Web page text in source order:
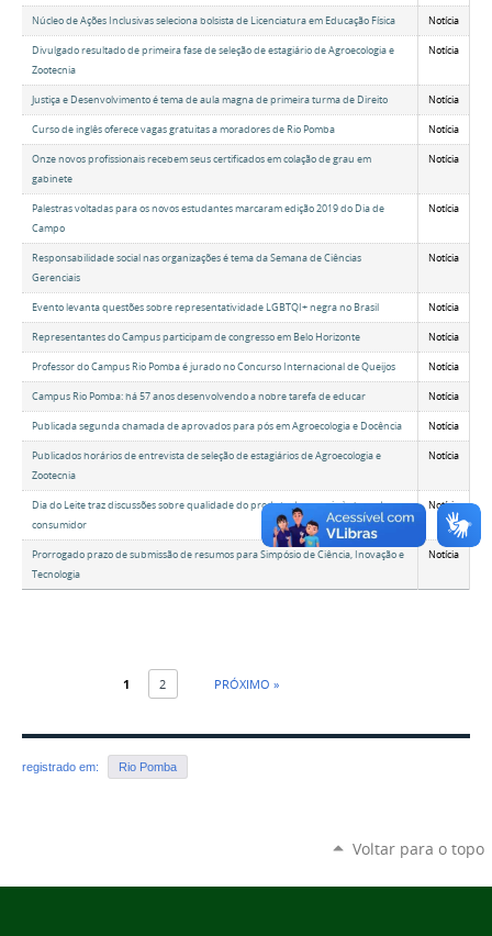
Núcleo de Ações Inclusivas seleciona bolsista de Licenciatura em Educação Física Notícia
Divulgado resultado de primeira fase de seleção de estagiário de Agroecologia e
Zootecnia
Notícia
Justiça e Desenvolvimento é tema de aula magna de primeira turma de Direito Notícia
Curso de inglês oferece vagas gratuitas a moradores de Rio Pomba Notícia
Onze novos profissionais recebem seus certificados em colação de grau em
gabinete
Notícia
Palestras voltadas para os novos estudantes marcaram edição 2019 do Dia de
Campo
Notícia
Responsabilidade social nas organizações é tema da Semana de Ciências
Gerenciais
Notícia
Evento levanta questões sobre representatividade LGBTQI+ negra no Brasil Notícia
Representantes do Campus participam de congresso em Belo Horizonte Notícia
Professor do Campus Rio Pomba é jurado no Concurso Internacional de Queijos Notícia
Campus Rio Pomba: há 57 anos desenvolvendo a nobre tarefa de educar Notícia
Publicada segunda chamada de aprovados para pós em Agroecologia e Docência Notícia
Publicados horários de entrevista de seleção de estagiários de Agroecologia e
Zootecnia
Notícia
Dia do Leite traz discussões sobre qualidade do produto do manejo à chegada ao
consumidor
Notícia
Prorrogado prazo de submissão de resumos para Simpósio de Ciência, Inovação e
Tecnologia
Notícia
1 2 PRÓXIMO »
registrado em: Rio Pomba
Voltar para o topo